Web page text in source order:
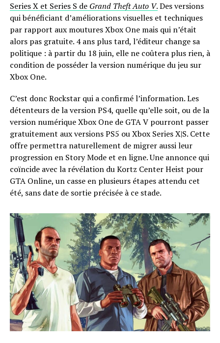
Series X et Series S de Grand Theft Auto V.Des versions
qui bénéficiant d’améliorations visuelles et techniques
par rapport aux moutures Xbox One mais qui n’était
alors pas gratuite. 4 ans plus tard, l’éditeur change sa
politique : à partir du 18 juin, elle ne coûtera plus rien, à
condition de posséder la version numérique du jeu sur
Xbox One.
C’est donc Rockstar qui a confirmé l’information. Les
détenteurs de la version PS4, quelle qu’elle soit, ou de la
version numérique Xbox One de GTA V pourront passer
gratuitement aux versions PS5 ou Xbox Series X|S. Cette
offre permettra naturellement de migrer aussi leur
progression en Story Mode et en ligne. Une annonce qui
coïncide avec la révélation du Kortz Center Heist pour
GTA Online, un casse en plusieurs étapes attendu cet
été, sans date de sortie précisée à ce stade.